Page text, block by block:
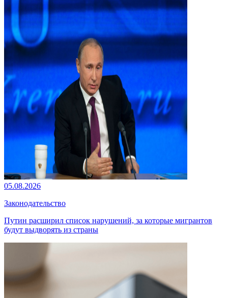
05.08.2026
Законодательство
Путин расширил список нарушений, за которые мигрантов
будут выдворять из страны